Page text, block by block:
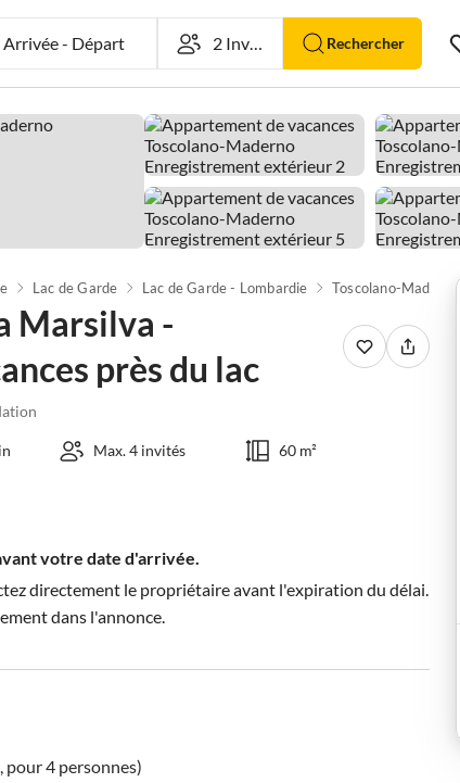
Arrivée-Départ Rechercher
Lac de Garde Lac de Garde - Lombardie Toscolano-Maderno
Marsilva -
près du lac
Max. 4 invités 60 m²
votre date d'arrivée.
directement le propriétaire avant l'expiration du délai.
dans l'annonce.
4 personnes)